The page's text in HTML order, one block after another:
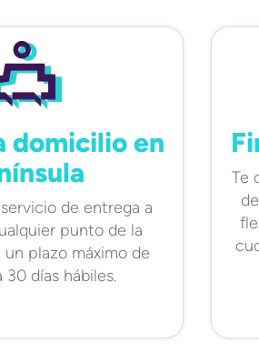
domicilio en
de entrega a
punto de la
plazo máximo de
30 días hábiles.
Te